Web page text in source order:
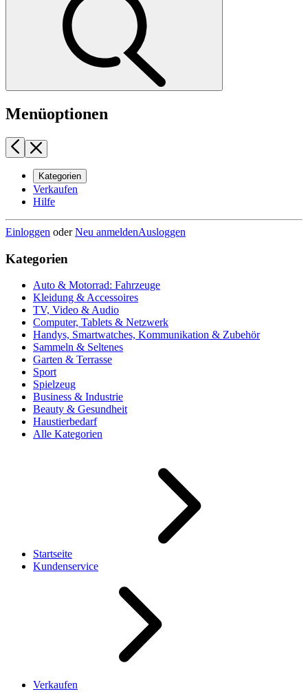
Menüoptionen
Kategorien
Verkaufen
Hilfe
Einloggen oderNeu anmeldenAusloggen
Kategorien
Auto & Motorrad: Fahrzeuge
Kleidung & Accessoires
TV, Video & Audio
Computer, Tablets & Netzwerk
Handys, Smartwatches, Kommunikation & Zubehör
Sammeln & Seltenes
Garten & Terrasse
Sport
Spielzeug
Business & Industrie
Beauty & Gesundheit
Haustierbedarf
Alle Kategorien
Startseite
Kundenservice
Verkaufen